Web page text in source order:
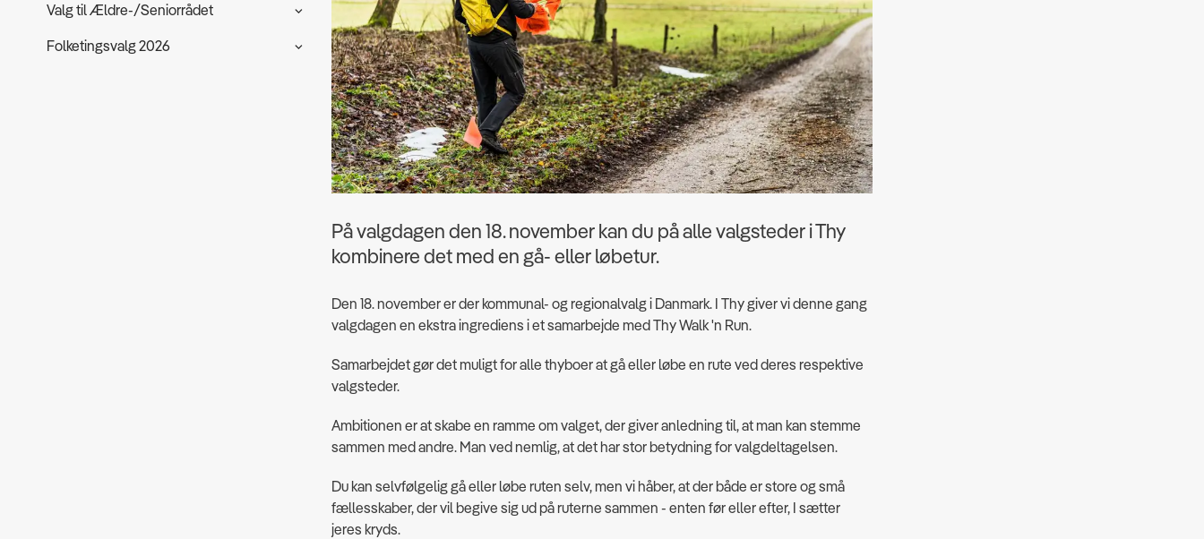
Valg til Ældre-/Seniorrådet
Folketingsvalg 2026
På valgdagen den 18. november kan du på alle valgsteder i Thy
kombinere det med en gå- eller løbetur.
Den 18. november er der kommunal- og regionalvalg i Danmark. I Thy giver vi denne gang
valgdagen en ekstra ingrediens i et samarbejde med Thy Walk 'n Run.
Samarbejdet gør det muligt for alle thyboer at gå eller løbe en rute ved deres respektive
valgsteder.
Ambitionen er at skabe en ramme om valget, der giver anledning til, at man kan stemme
sammen med andre. Man ved nemlig, at det har stor betydning for valgdeltagelsen.
Du kan selvfølgelig gå eller løbe ruten selv, men vi håber, at der både er store og små
fællesskaber, der vil begive sig ud på ruterne sammen - enten før eller efter, I sætter
jeres kryds.